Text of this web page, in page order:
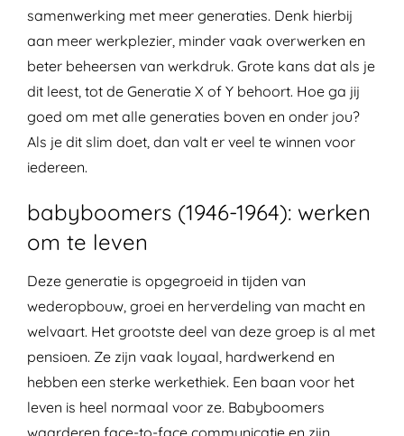
samenwerking met meer generaties. Denk hierbij
aan meer werkplezier, minder vaak overwerken en
beter beheersen van werkdruk. Grote kans dat als je
dit leest, tot de Generatie X of Y behoort. Hoe ga jij
goed om met alle generaties boven en onder jou?
Als je dit slim doet, dan valt er veel te winnen voor
iedereen.
babyboomers (1946-1964): werken
om te leven
Deze generatie is opgegroeid in tijden van
wederopbouw, groei en herverdeling van macht en
welvaart. Het grootste deel van deze groep is al met
pensioen. Ze zijn vaak loyaal, hardwerkend en
hebben een sterke werkethiek. Een baan voor het
leven is heel normaal voor ze. Babyboomers
waarderen face-to-face communicatie en zijn